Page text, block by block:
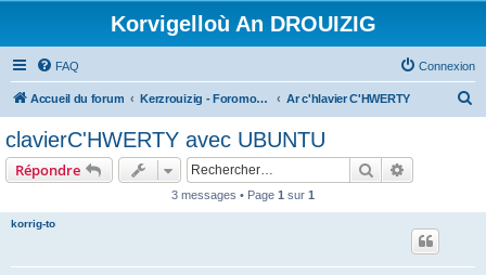
Korvigelloù An DROUIZIG
FAQ Connexion
Accueil du forum Kerzrouizig - Foromoù An Drouizig Ar c'hlavier C'HWERTY
clavierC'HWERTY avec UBUNTU
Répondre Rechercher
3 messages • Page 1 sur 1
korrig-to